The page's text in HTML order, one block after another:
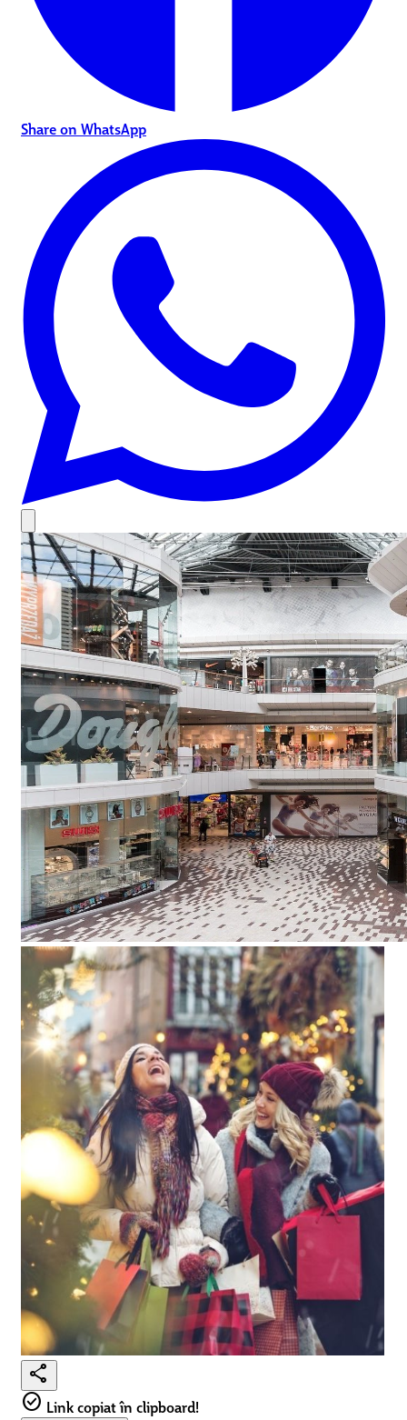
Share on WhatsApp
share
check_circle Link copiat în clipboard!